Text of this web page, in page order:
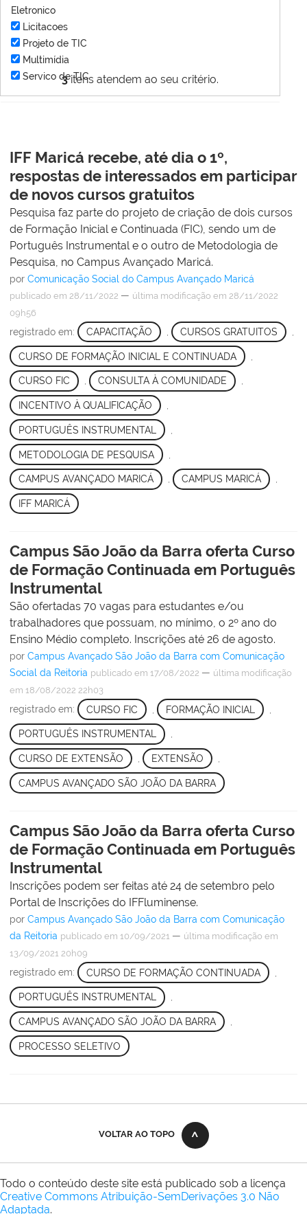
3itens atendem ao seu critério.
Eletronico
Licitacoes
Projeto de TIC
Multimídia
Servico de TIC
IFF Maricá recebe, até dia o 1º,
respostas de interessados em participar
de novos cursos gratuitos
Pesquisa faz parte do projeto de criação de dois cursos
de Formação Inicial e Continuada (FIC), sendo um de
Português Instrumental e o outro de Metodologia de
Pesquisa, no Campus Avançado Maricá.
por Comunicação Social do Campus Avançado Maricá
publicado em 28/11/2022 — última modificação em 28/11/2022
09h56
registrado em: CAPACITAÇÃO CURSOS GRATUITOS
CURSO DE FORMAÇÃO INICIAL E CONTINUADA
CURSO FIC , CONSULTA À COMUNIDADE ,
INCENTIVO À QUALIFICAÇÃO
PORTUGUÊS INSTRUMENTAL
METODOLOGIA DE PESQUISA
CAMPUS AVANÇADO MARICÁ , CAMPUS MARICÁ ,
IFF MARICÁ
Campus São João da Barra oferta Curso
de Formação Continuada em Português
Instrumental
São ofertadas 70 vagas para estudantes e/ou
trabalhadores que possuam, no mínimo, o 2º ano do
Ensino Médio completo. Inscrições até 26 de agosto.
por Campus Avançado São João da Barra com Comunicação
Social da Reitoria publicado em 17/08/2022 — última modificação
em 18/08/2022 22h03
registrado em: CURSO FIC FORMAÇÃO INICIAL
PORTUGUÊS INSTRUMENTAL ,
CURSO DE EXTENSÃO EXTENSÃO
CAMPUS AVANÇADO SÃO JOÃO DA BARRA
Campus São João da Barra oferta Curso
de Formação Continuada em Português
Instrumental
Inscrições podem ser feitas até 24 de setembro pelo
Portal de Inscrições do IFFluminense.
por Campus Avançado São João da Barra com Comunicação
da Reitoria publicado em 10/09/2021 — última modificação em
13/09/2021 20h09
registrado em: CURSO DE FORMAÇÃO CONTINUADA
PORTUGUÊS INSTRUMENTAL ,
CAMPUS AVANÇADO SÃO JOÃO DA BARRA
PROCESSO SELETIVO
VOLTAR AO TOPO
Todo o conteúdo deste site está publicado sob a licença
Creative Commons Atribuição-SemDerivações 3.0 Não
Adaptada.